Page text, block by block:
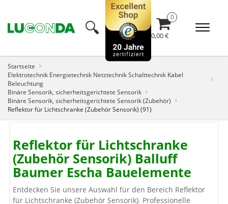
🔍︎ 0,00 €
Startseite
Elektrotechnik Energietechnik Netztechnik Schalttechnik Kabel
Beleuchtung
Binäre Sensorik, sicherheitsgerichtete Sensorik
Binäre Sensorik, sicherheitsgerichtete Sensorik (Zubehör)
Reflektor für Lichtschranke (Zubehör Sensorik) (91)
Reflektor für Lichtschranke
(Zubehör Sensorik) Balluff
Baumer Escha Bauelemente
Entdecken Sie unsere Auswahl für den Bereich Reflektor
für Lichtschranke (Zubehör Sensorik). Professionelle